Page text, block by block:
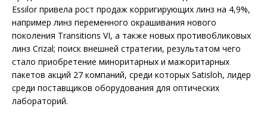
Essilor привела рост продаж корригирующих линз на 4,9%,
например линз переменного окрашивания нового
поколения Transitions VI, а также новых противобликовых
линз Crizal; поиск внешней стратегии, результатом чего
стало приобретение миноритарных и мажоритарных
пакетов акций 27 компаний, среди которых Satisloh, лидер
среди поставщиков оборудования для оптических
лабораторий.